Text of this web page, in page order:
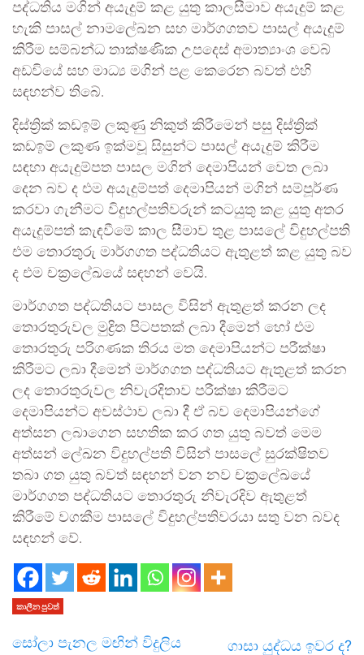
පද්ධතිය මගින් අයැදුම් කළ යුතු කාලසීමාව අයැදුම් කළ
හැකි පාසල් නාමලේඛන සහ මාර්ගගතව පාසල් අයැදුම්
කිරීම සම්බන්ධ තාක්ෂණික උපදෙස් අමාත්‍යාංශ වෙබ්
අඩවියේ සහ මාධ්‍ය මගින් පළ කෙරෙන බවත් එහි
සඳහන්ව තිබේ.
දිස්ත්‍රික් කඩඉම් ලකුණු නිකුත් කිරීමෙන් පසු දිස්ත්‍රික්
කඩඉම් ලකුණ ඉක්මවූ සිසුන්ට පාසල් අයැදුම් කිරීම
සඳහා අයැදුම්පත පාසල මගින් දෙමාපියන් වෙත ලබා
දෙන බව ද එම අයැදුම්පත් දෙමාපියන් මගින් සම්පූර්ණ
කරවා ගැනීමට විදුහල්පතිවරුන් කටයුතු කළ යුතු අතර
අයැදුම්පත් කැඳවීමේ කාල සීමාව තුළ පාසලේ විදුහල්පති
එම තොරතුරු මාර්ගගත පද්ධතියට ඇතුළත් කළ යුතු බව
ද එම චක්‍රලේඛයේ සඳහන් වෙයි.
මාර්ගගත පද්ධතියට පාසල විසින් ඇතුළත් කරන ලද
තොරතුරුවල මුද්‍රිත පිටපතක් ලබා දීමෙන් හෝ එම
තොරතුරු පරිගණක තිරය මත දෙමාපියන්ට පරීක්ෂා
කිරීමට ලබා දීමෙන් මාර්ගගත පද්ධතියට ඇතුළත් කරන
ලද තොරතුරුවල නිවැරදිතාව පරීක්ෂා කිරීමට
දෙමාපියන්ට අවස්ථාව ලබා දී ඒ බව දෙමාපියන්ගේ
අත්සන ලබාගෙන සහතික කර ගත යුතු බවත් මෙම
අත්සන් ලේඛන විදුහල්පති විසින් පාසලේ සුරක්ෂිතව
තබා ගත යුතු බවත් සඳහන් වන නව චක්‍රලේඛයේ
මාර්ගගත පද්ධතියට තොරතුරු නිවැරදිව ඇතුළත්
කිරීමේ වගකීම පාසලේ විදුහල්පතිවරයා සතු වන බවද
සඳහන් වේ.
කාලීන පුවත්
සෝලා පැනල මඟින් විදුලිය
ගාසා යුද්ධය ඉවර ද?